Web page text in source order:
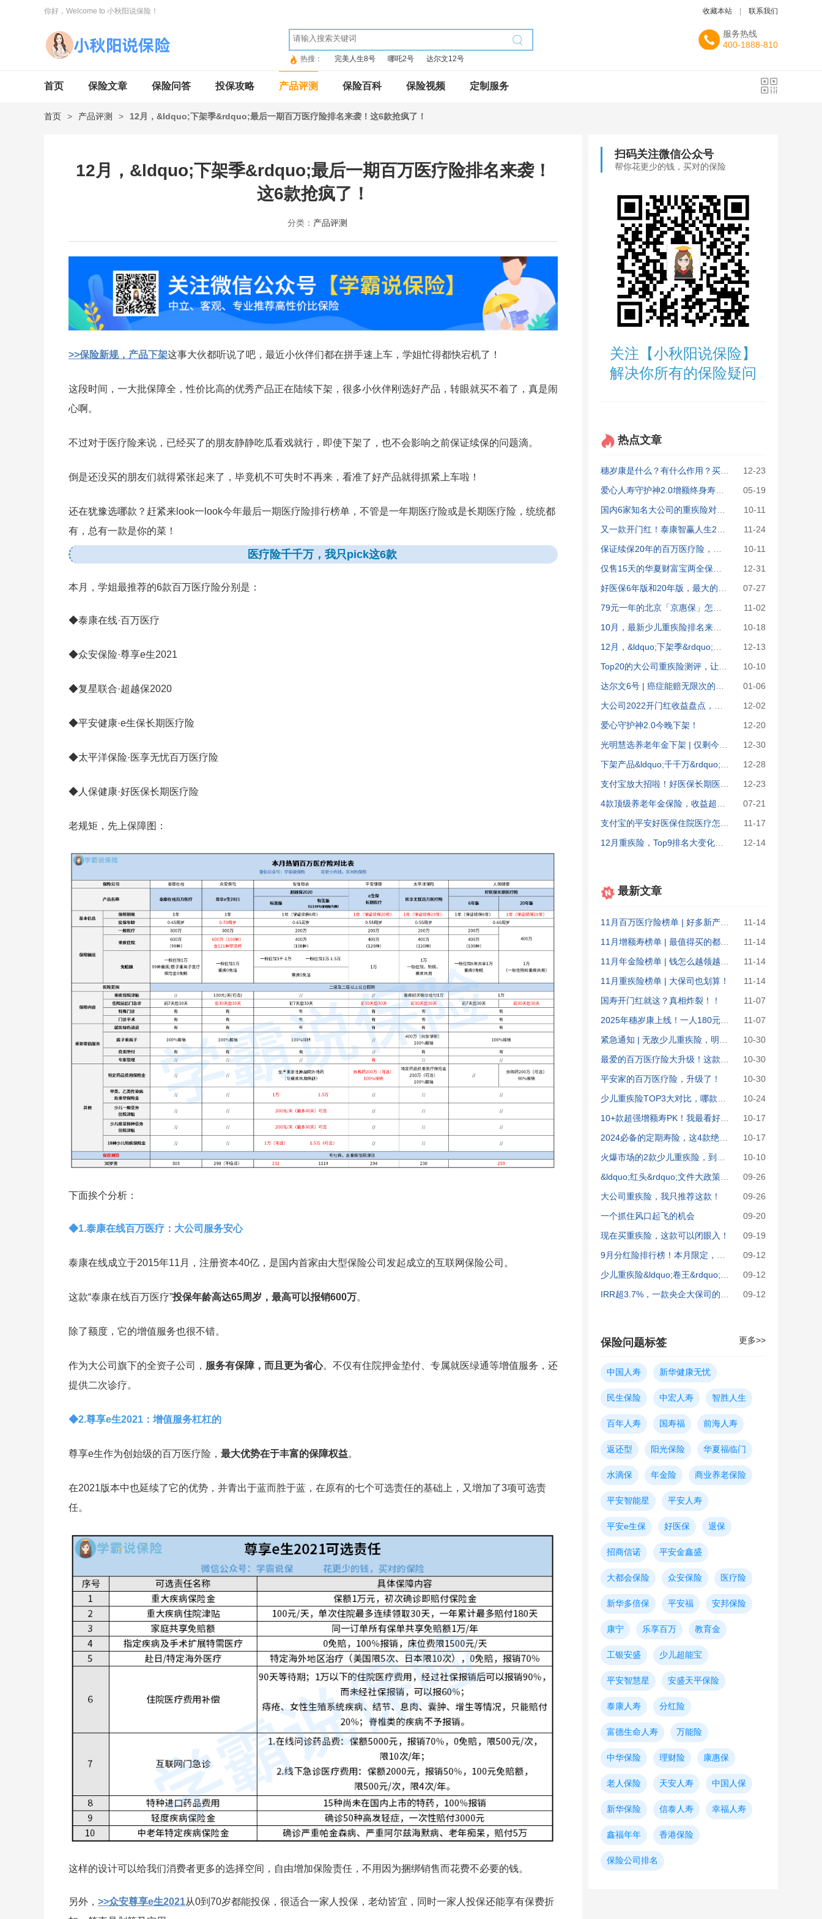
你好，Welcome to 小秋阳说保险！ 收藏本站 联系我们
热搜： 完美人生8号 哪吒2号 达尔文12号
服务热线
400-1888-810
首页 保险文章 保险问答 投保攻略 产品评测 保险百科 保险视频 定制服务
首页 > 产品评测 > 12月，&ldquo;下架季&rdquo;最后一期百万医疗险排名来袭！这6款抢疯了！
12月，&ldquo;下架季&rdquo;最后一期百万医疗险排名来袭！
这6款抢疯了！
分类： 产品评测
>>保险新规，产品下架这事大伙都听说了吧，最近小伙伴们都在拼手速上车，学姐忙得都快宕机了！
这段时间，一大批保障全，性价比高的优秀产品正在陆续下架，很多小伙伴刚选好产品，转眼就买不着了，真是闹
心啊。
不过对于医疗险来说，已经买了的朋友静静吃瓜看戏就行，即使下架了，也不会影响之前保证续保的问题滴。
倒是还没买的朋友们就得紧张起来了，毕竟机不可失时不再来，看准了好产品就得抓紧上车啦！
还在犹豫选哪款？赶紧来look一look今年最后一期医疗险排行榜单，不管是一年期医疗险或是长期医疗险，统统都
有，总有一款是你的菜！
医疗险千千万，我只pick这6款
本月，学姐最推荐的6款百万医疗险分别是：
◆泰康在线·百万医疗
◆众安保险·尊享e生2021
◆复星联合·超越保2020
◆平安健康·e生保长期医疗险
◆太平洋保险·医享无忧百万医疗险
◆人保健康·好医保长期医疗险
老规矩，先上保障图：
下面挨个分析：
◆1.泰康在线百万医疗：大公司服务安心
泰康在线成立于2015年11月，注册资本40亿，是国内首家由大型保险公司发起成立的互联网保险公司。
这款“泰康在线百万医疗”投保年龄高达65周岁，最高可以报销600万。
除了额度，它的增值服务也很不错。
作为大公司旗下的全资子公司， 服务有保障，而且更为省心。不仅有住院押金垫付、专属就医绿通等增值服务，还
提供二次诊疗。
◆2.尊享e生2021：增值服务杠杠的
尊享e生作为创始级的百万医疗险， 最大优势在于丰富的保障权益。
在2021版本中也延续了它的优势，并青出于蓝而胜于蓝，在原有的七个可选责任的基础上，又增加了3项可选责
任。
这样的设计可以给我们消费者更多的选择空间，自由增加保险责任，不用因为捆绑销售而花费不必要的钱。
另外， >>众安尊享e生2021从0到70岁都能投保，很适合一家人投保，老幼皆宜，同时一家人投保还能享有保费折
扫码关注微信公众号
帮你花更少的钱，买对的保险
关注【小秋阳说保险】
解决你所有的保险疑问
热点文章
穗岁康是什么？有什么作用？买了穗岁康还要买百万医疗险吗？
12-23
爱心人寿守护神2.0增额终身寿险：复利高达3.6%可信吗？
05-19
国内6家知名大公司的重疾险对比，最值得买的原来是它！
10-11
又一款开门红！泰康智赢人生2020年金保险收益、优缺点大揭秘
11-24
保证续保20年的百万医疗险，三大巨头pk，哪款最值得买？
10-11
仅售15天的华夏财富宝两全保险（分红型）测评：认真抢你就输了!
12-31
好医保6年版和20年版，最大的区别是这里
07-27
79元一年的北京「京惠保」怎么样？要不要买？
11-02
10月，最新少儿重疾险排名来了！给娃买重疾险，我只推荐这4款
10-18
12月，&ldquo;下架季&rdquo;最后一期百万医疗险排名来袭！这6款抢疯了！
12-13
Top20的大公司重疾险测评，让人眼前一亮！
10-10
达尔文6号 | 癌症能赔无限次的重疾险，我找到了！
01-06
大公司2022开门红收益盘点，你被割韭菜了吗？
12-02
爱心守护神2.0今晚下架！
12-20
光明慧选养老年金下架 | 仅剩今天，抢高端养老社区入住资格！
12-30
下架产品&ldquo;千千万&rdquo;，唯这8款NO.1！
12-28
支付宝放大招啦！好医保长期医疗20年版怎么样？与好医保长期医疗比哪个更好？
12-23
4款顶级养老年金保险，收益超出你想象！
07-21
支付宝的平安好医保住院医疗怎么样？和好医保长期医疗哪个值得买
11-17
12月重疾险，Top9排名大变化！第一名距下架仅剩4天...
12-14
最新文章
11-14
11-14
11-14
11月重疾险榜单 | 大保司也划算！
11-14
国寿开门红就这？真相炸裂！！
11-07
11-07
10-30
10-30
平安家的百万医疗险，升级了！
10-30
10-24
10-17
10-17
10-10
09-26
大公司重疾险，我只推荐这款！
09-26
一个抓住风口起飞的机会
09-20
现在买重疾险，这款可以闭眼入！
09-19
09-12
09-12
09-12
保险问题标签 更多>>
中国人寿 新华健康无忧
民生保险 中宏人寿 智胜人生
百年人寿 国寿福 前海人寿
返还型 阳光保险 华夏福临门
水滴保 年金险 商业养老保险
平安智能星 平安人寿
平安e生保 好医保 退保
招商信诺 平安金鑫盛
大都会保险 众安保险 医疗险
新华多倍保 平安福 安邦保险
康宁 乐享百万 教育金
工银安盛 少儿超能宝
平安智慧星 安盛天平保险
泰康人寿 分红险
富德生命人寿 万能险
中华保险 理财险 康惠保
老人保险 天安人寿 中国人保
新华保险 信泰人寿 幸福人寿
鑫福年年 香港保险
保险公司排名